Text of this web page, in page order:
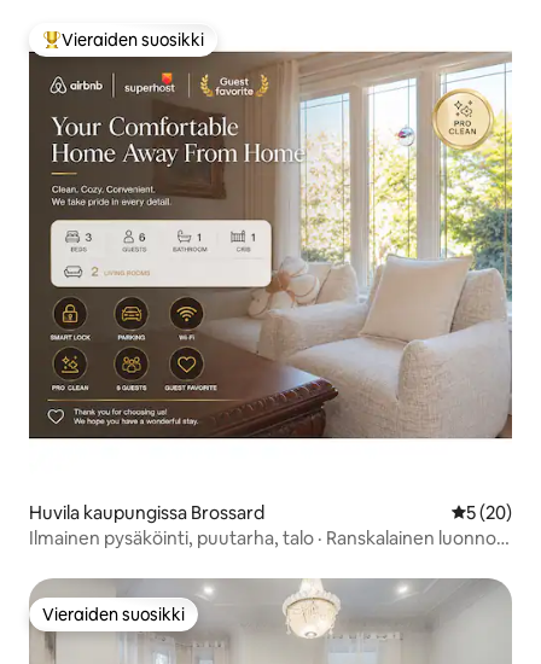
Vieraiden suosikkien parhaimmistoa
Vieraiden suosikki
Huvila kaupungissa Brossard
5 (20)
Ilmainen pysäköinti, puutarha, talo · Ranskalainen luonnon
Vieraiden suosikki
Vieraiden suosikki